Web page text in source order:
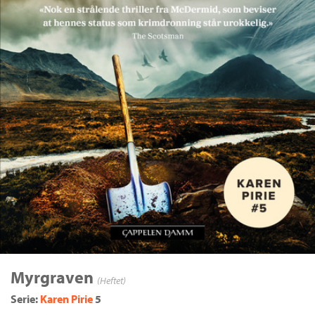
Myrgraven (Heftet)
Serie: Karen Pirie 5